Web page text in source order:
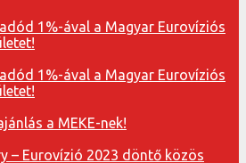
1%-ával a Magyar Eurovíziós
1%-ával a Magyar Eurovíziós
a MEKE-nek!
– Eurovízió 2023 döntő közös